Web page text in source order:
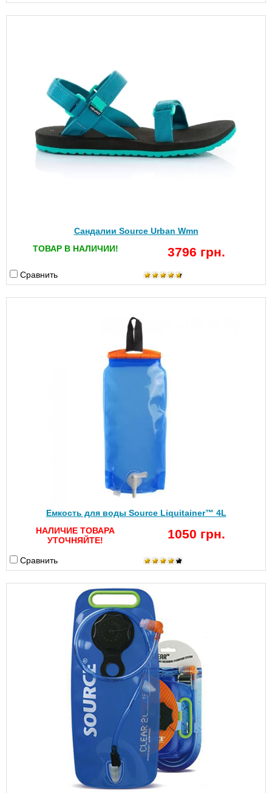
Сандалии Source Urban Wmn
ТОВАР В НАЛИЧИИ!
3796 грн.
Сравнить
Емкость для воды Source Liquitainer™ 4L
НАЛИЧИЕ ТОВАРА
УТОЧНЯЙТЕ!
1050 грн.
Сравнить